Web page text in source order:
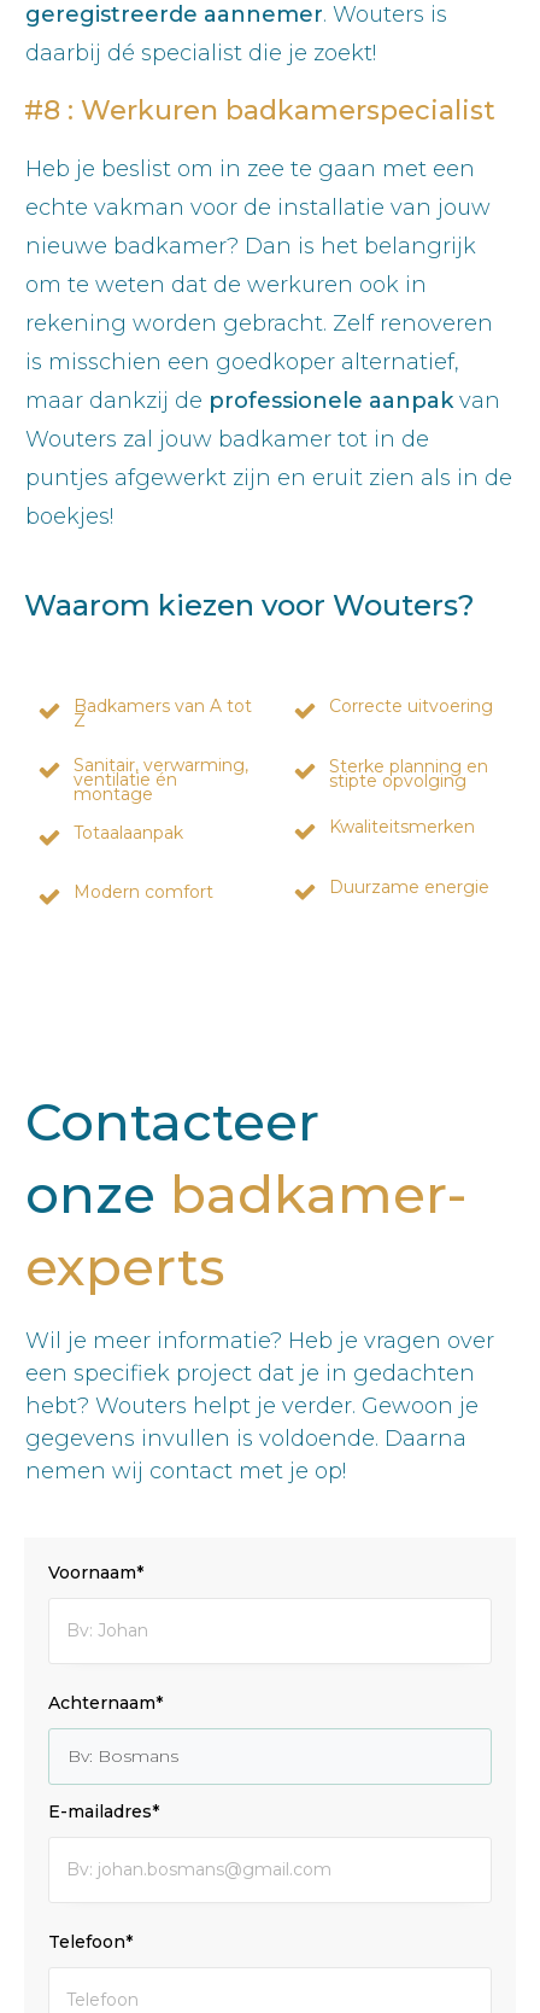
geregistreerde aannemer. Wouters is
daarbij dé specialist die je zoekt!
#8 : Werkuren badkamerspecialist
Heb je beslist om in zee te gaan met een
echte vakman voor de installatie van jouw
nieuwe badkamer? Dan is het belangrijk
om te weten dat de werkuren ook in
rekening worden gebracht. Zelf renoveren
is misschien een goedkoper alternatief,
maar dankzij de professionele aanpakvan
Wouters zal jouw badkamer tot in de
puntjes afgewerkt zijn en eruit zien als in de
boekjes!
Waarom kiezen voor Wouters?
Badkamers van A tot
Z
Sanitair, verwarming,
ventilatie én
montage
Totaalaanpak
Modern comfort
Correcte uitvoering
Sterke planning en
stipte opvolging
Kwaliteitsmerken
Duurzame energie
Contacteer
onze badkamer-
experts
Wil je meer informatie? Heb je vragen over
een specifiek project dat je in gedachten
hebt? Wouters helpt je verder. Gewoon je
gegevens invullen is voldoende. Daarna
nemen wij contact met je op!
Voornaam*
Achternaam*
E-mailadres*
Telefoon*